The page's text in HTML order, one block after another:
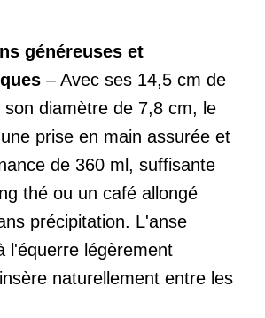
généreuses et
– Avec ses 14,5 cm de
son diamètre de 7,8 cm, le
prise en main assurée et
de 360 ml, suffisante
thé ou un café allongé
précipitation. L'anse
l'équerre légèrement
naturellement entre les